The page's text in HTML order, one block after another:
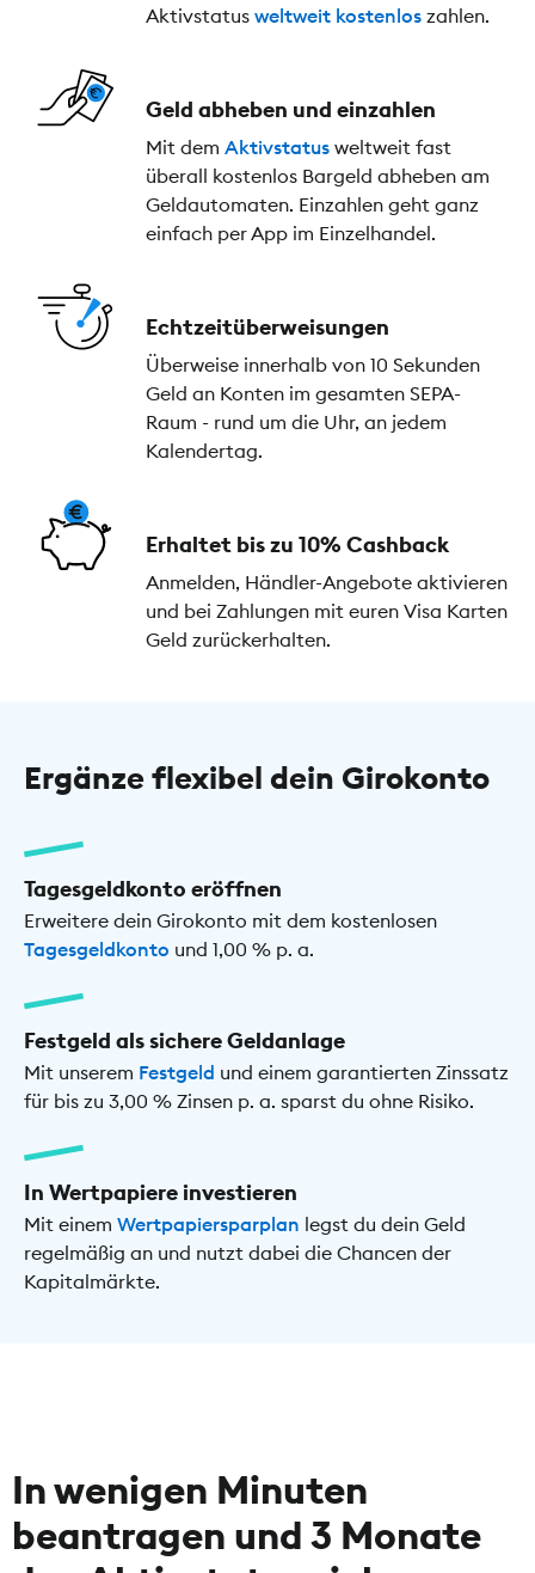
Aktivstatus weltweit kostenlos zahlen.
Geld abheben und einzahlen
Mit dem Aktivstatus weltweit fast
überall kostenlos Bargeld abheben am
Geldautomaten. Einzahlen geht ganz
einfach per App im Einzelhandel.
Echtzeitüberweisungen
Überweise innerhalb von 10 Sekunden
Geld an Konten im gesamten SEPA-
Raum - rund um die Uhr, an jedem
Kalendertag.
Erhaltet bis zu 10% Cashback
Anmelden, Händler-Angebote aktivieren
und bei Zahlungen mit euren Visa Karten
Geld zurückerhalten.
Ergänze flexibel dein Girokonto
Tagesgeldkonto eröffnen
Erweitere dein Girokonto mit dem kostenlosen
Tagesgeldkonto und 1,00 % p. a.
Festgeld als sichere Geldanlage
Mit unserem Festgeld und einem garantierten Zinssatz
für bis zu 3,00 % Zinsen p. a. sparst du ohne Risiko.
In Wertpapiere investieren
Mit einem Wertpapiersparplan legst du dein Geld
regelmäßig an und nutzt dabei die Chancen der
Kapitalmärkte.
In wenigen Minuten
beantragen und 3 Monate